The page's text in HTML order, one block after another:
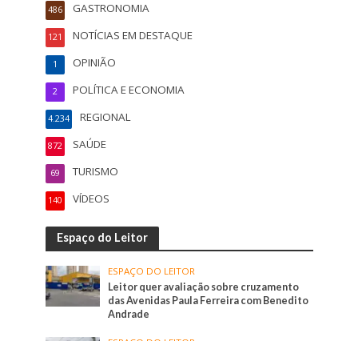
GASTRONOMIA
486
NOTÍCIAS EM DESTAQUE
121
OPINIÃO
1
POLÍTICA E ECONOMIA
2
REGIONAL
4.234
SAÚDE
872
TURISMO
69
VÍDEOS
140
Espaço do Leitor
ESPAÇO DO LEITOR
Leitor quer avaliação sobre cruzamento
das Avenidas Paula Ferreira com Benedito
Andrade